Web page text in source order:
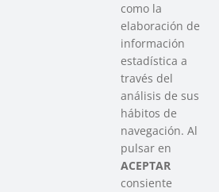
SAREEN SAREA
Asociación que agrupa
del Tercer Sector Social
como la
elaboración de
información
estadística a
través del
análisis de sus
hábitos de
navegación. Al
pulsar en
ACEPTAR
consiente